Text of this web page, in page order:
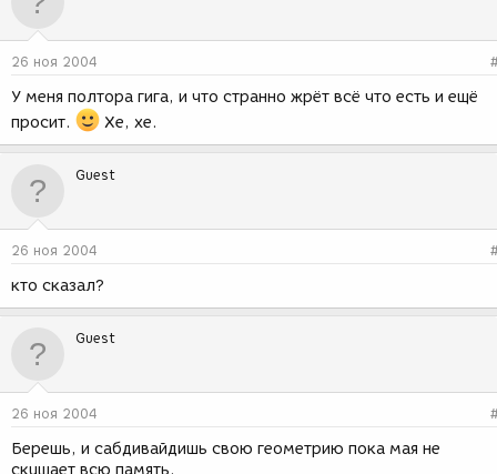
26 ноя 2004
У меня полтора гига, и что странно жрёт всё что есть и ещё
просит.
Хе, хе.
Guest
26 ноя 2004
кто сказал?
Guest
26 ноя 2004
Берешь, и сабдивайдишь свою геометрию пока мая не
скушает всю память.